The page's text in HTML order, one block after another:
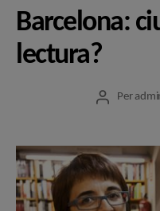
Barcelona:
lectura?
Autor
Per